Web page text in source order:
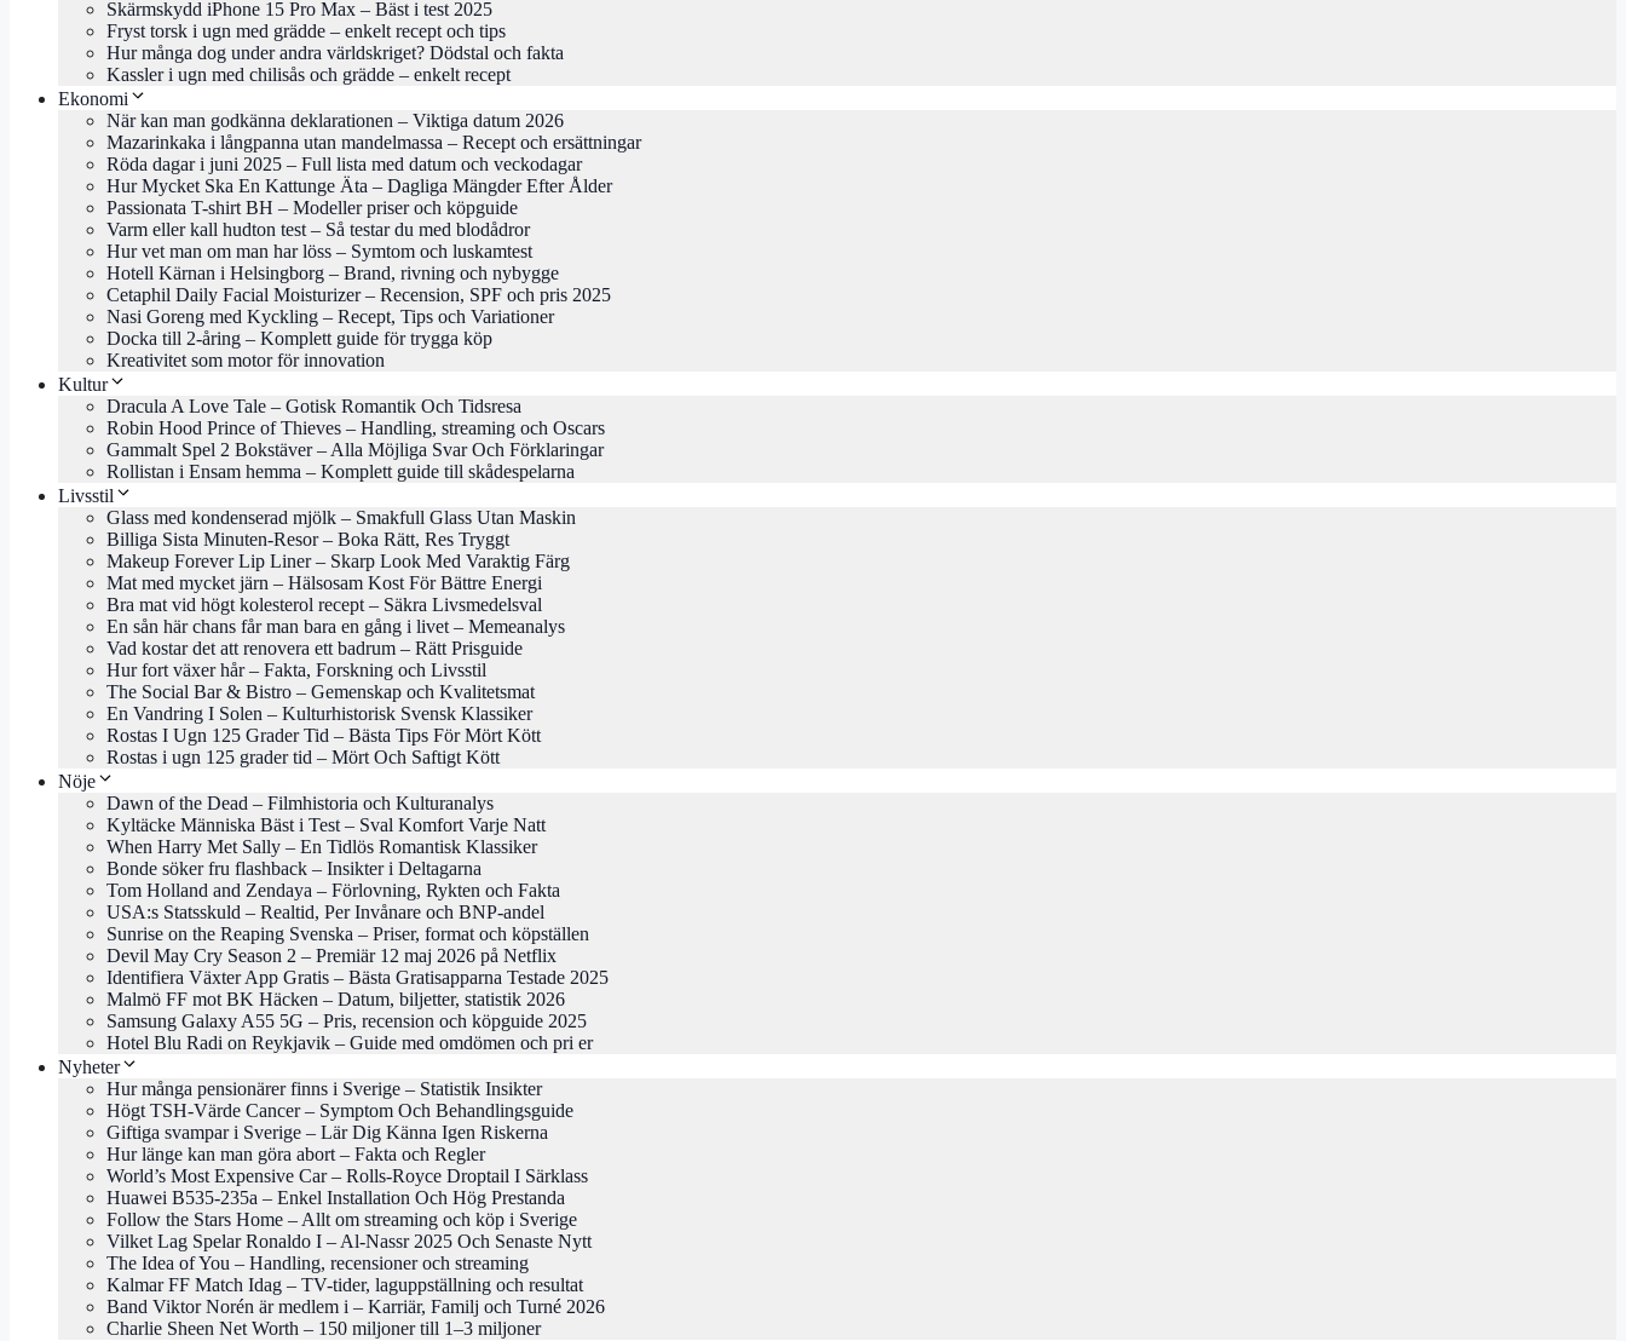
Skärmskydd iPhone 15 Pro Max – Bäst i test 2025
Fryst torsk i ugn med grädde – enkelt recept och tips
Hur många dog under andra världskriget? Dödstal och fakta
Kassler i ugn med chilisås och grädde – enkelt recept
Ekonomi
När kan man godkänna deklarationen – Viktiga datum 2026
Mazarinkaka i långpanna utan mandelmassa – Recept och ersättningar
Röda dagar i juni 2025 – Full lista med datum och veckodagar
Hur Mycket Ska En Kattunge Äta – Dagliga Mängder Efter Ålder
Passionata T-shirt BH – Modeller priser och köpguide
Varm eller kall hudton test – Så testar du med blodådror
Hur vet man om man har löss – Symtom och luskamtest
Hotell Kärnan i Helsingborg – Brand, rivning och nybygge
Cetaphil Daily Facial Moisturizer – Recension, SPF och pris 2025
Nasi Goreng med Kyckling – Recept, Tips och Variationer
Docka till 2-åring – Komplett guide för trygga köp
Kreativitet som motor för innovation
Kultur
Dracula A Love Tale – Gotisk Romantik Och Tidsresa
Robin Hood Prince of Thieves – Handling, streaming och Oscars
Gammalt Spel 2 Bokstäver – Alla Möjliga Svar Och Förklaringar
Rollistan i Ensam hemma – Komplett guide till skådespelarna
Livsstil
Glass med kondenserad mjölk – Smakfull Glass Utan Maskin
Billiga Sista Minuten-Resor – Boka Rätt, Res Tryggt
Makeup Forever Lip Liner – Skarp Look Med Varaktig Färg
Mat med mycket järn – Hälsosam Kost För Bättre Energi
Bra mat vid högt kolesterol recept – Säkra Livsmedelsval
En sån här chans får man bara en gång i livet – Memeanalys
Vad kostar det att renovera ett badrum – Rätt Prisguide
Hur fort växer hår – Fakta, Forskning och Livsstil
The Social Bar & Bistro – Gemenskap och Kvalitetsmat
En Vandring I Solen – Kulturhistorisk Svensk Klassiker
Rostas I Ugn 125 Grader Tid – Bästa Tips För Mört Kött
Rostas i ugn 125 grader tid – Mört Och Saftigt Kött
Nöje
Dawn of the Dead – Filmhistoria och Kulturanalys
Kyltäcke Människa Bäst i Test – Sval Komfort Varje Natt
When Harry Met Sally – En Tidlös Romantisk Klassiker
Bonde söker fru flashback – Insikter i Deltagarna
Tom Holland and Zendaya – Förlovning, Rykten och Fakta
USA:s Statsskuld – Realtid, Per Invånare och BNP-andel
Sunrise on the Reaping Svenska – Priser, format och köpställen
Devil May Cry Season 2 – Premiär 12 maj 2026 på Netflix
Identifiera Växter App Gratis – Bästa Gratisapparna Testade 2025
Malmö FF mot BK Häcken – Datum, biljetter, statistik 2026
Samsung Galaxy A55 5G – Pris, recension och köpguide 2025
Hotel Blu Radi on Reykjavik – Guide med omdömen och pri er
Nyheter
Hur många pensionärer finns i Sverige – Statistik Insikter
Högt TSH-Värde Cancer – Symptom Och Behandlingsguide
Giftiga svampar i Sverige – Lär Dig Känna Igen Riskerna
Hur länge kan man göra abort – Fakta och Regler
World’s Most Expensive Car – Rolls-Royce Droptail I Särklass
Huawei B535-235a – Enkel Installation Och Hög Prestanda
Follow the Stars Home – Allt om streaming och köp i Sverige
Vilket Lag Spelar Ronaldo I – Al-Nassr 2025 Och Senaste Nytt
The Idea of You – Handling, recensioner och streaming
Kalmar FF Match Idag – TV-tider, laguppställning och resultat
Band Viktor Norén är medlem i – Karriär, Familj och Turné 2026
Charlie Sheen Net Worth – 150 miljoner till 1–3 miljoner